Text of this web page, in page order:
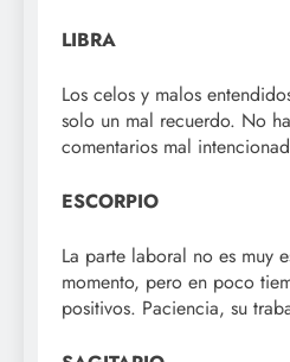
LIBRA
Los celos y malos
solo un mal recuerdo. No
comentarios mal
ESCORPIO
La parte laboral no es muy
momento, pero en poco
positivos. Paciencia, su